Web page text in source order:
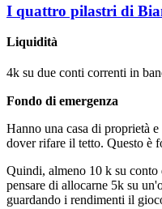
I quattro pilastri di
Liquidità
4k su due conti correnti in
Fondo di emergenza
Hanno una casa di proprietà
dover rifare il tetto. Questo è
Quindi, almeno 10 k su
pensare di allocarne 5k su
guardando i rendimenti il